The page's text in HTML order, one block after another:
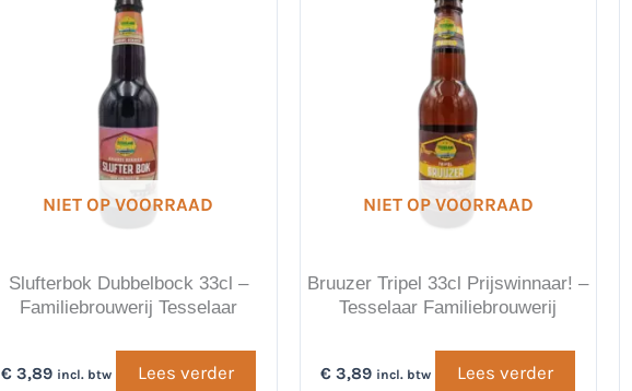
NIET OP VOORRAAD
Slufterbok Dubbelbock 33cl –
Familiebrouwerij Tesselaar
€3,89 incl. btw Lees verder
NIET OP VOORRAAD
Bruuzer Tripel 33cl Prijswinnaar! –
Tesselaar Familiebrouwerij
€ 3,89 incl. btw Lees verder